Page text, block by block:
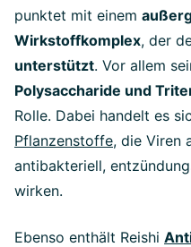
punktet mit einem
Wirkstoffkomplex, der
unterstützt. Vor allem
Polysaccharide und
Rolle. Dabei handelt es
Pflanzenstoffe, die Viren
antibakteriell,
wirken.
Ebenso enthält Reishi